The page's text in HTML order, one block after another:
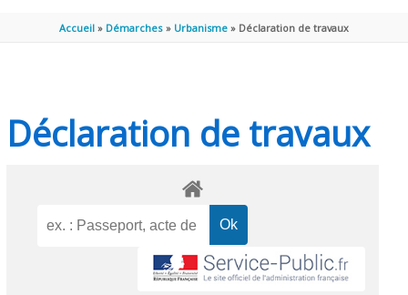
PRINCIPAL
Accueil Démarches Urbanisme Déclaration de travaux
Déclaration de travaux